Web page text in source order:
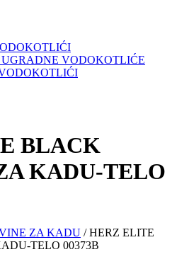
VODOKOTLIĆE
BLACK
KADU-TELO
ZA KADU / HERZ ELITE
TELO 00373B